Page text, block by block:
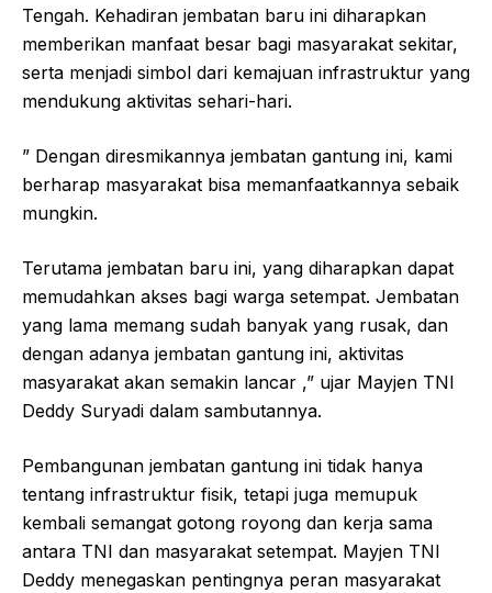
Tengah. Kehadiran jembatan baru ini diharapkan
memberikan manfaat besar bagi masyarakat sekitar,
serta menjadi simbol dari kemajuan infrastruktur yang
mendukung aktivitas sehari-hari.
” Dengan diresmikannya jembatan gantung ini, kami
berharap masyarakat bisa memanfaatkannya sebaik
mungkin.
Terutama jembatan baru ini, yang diharapkan dapat
memudahkan akses bagi warga setempat. Jembatan
yang lama memang sudah banyak yang rusak, dan
dengan adanya jembatan gantung ini, aktivitas
masyarakat akan semakin lancar ,” ujar Mayjen TNI
Deddy Suryadi dalam sambutannya.
Pembangunan jembatan gantung ini tidak hanya
tentang infrastruktur fisik, tetapi juga memupuk
kembali semangat gotong royong dan kerja sama
antara TNI dan masyarakat setempat. Mayjen TNI
Deddy menegaskan pentingnya peran masyarakat